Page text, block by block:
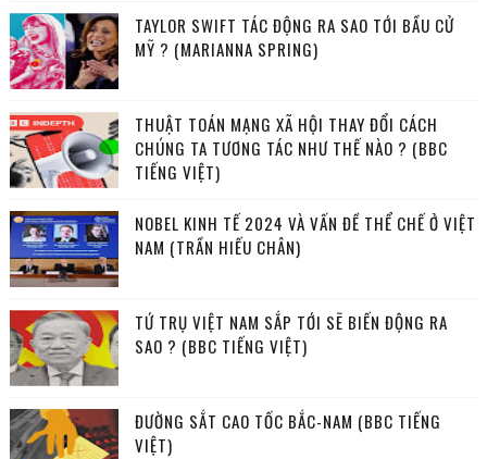
TAYLOR SWIFT TÁC ĐỘNG RA SAO TỚI BẦU CỬ
MỸ ? (MARIANNA SPRING)
THUẬT TOÁN MẠNG XÃ HỘI THAY ĐỔI CÁCH
CHÚNG TA TƯƠNG TÁC NHƯ THẾ NÀO ? (BBC
TIẾNG VIỆT)
NOBEL KINH TẾ 2024 VÀ VẤN ĐỀ THỂ CHẾ Ở VIỆT
NAM (TRẦN HIẾU CHÂN)
TỨ TRỤ VIỆT NAM SẮP TỚI SẼ BIẾN ĐỘNG RA
SAO ? (BBC TIẾNG VIỆT)
ĐƯỜNG SẮT CAO TỐC BẮC-NAM (BBC TIẾNG
VIỆT)